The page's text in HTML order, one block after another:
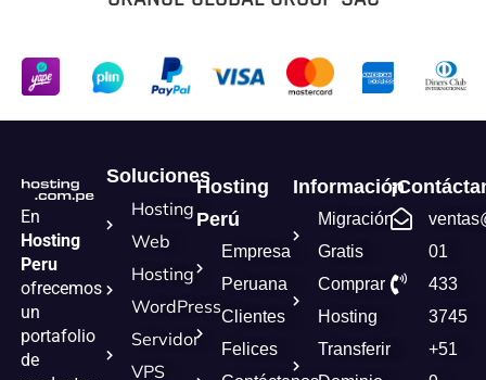
En
Hosting
Peru
ofrecemos
un
portafolio
de
Soluciones
Hosting
Web
Hosting
WordPress
Servidor
VPS
Hosting
Perú
Empresa
Peruana
Clientes
Felices
Información
Migración
Gratis
Comprar
Hosting
Transferir
01
433
3745
+51